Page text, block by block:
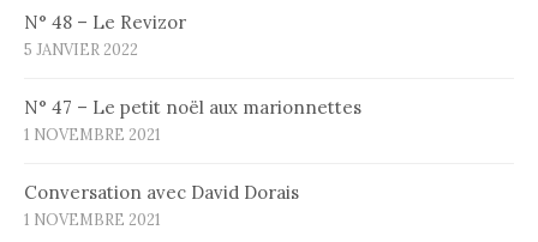
o
d
e
s
N° 48 – Le Revizor
5 JANVIER 2022
N° 47 – Le petit noël aux marionnettes
1 NOVEMBRE 2021
Conversation avec David Dorais
1 NOVEMBRE 2021